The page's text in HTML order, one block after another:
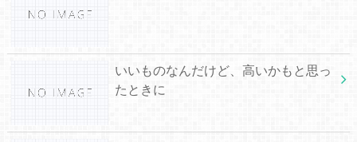
いいものなんだけど、高いかもと思っ
たときに